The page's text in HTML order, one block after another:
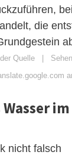
die
Quelle |
nicht falsch